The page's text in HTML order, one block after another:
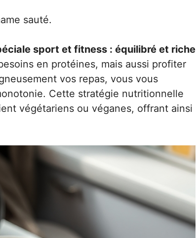
sauté.
sport et fitness : équilibré et riche
en protéines, mais aussi profiter
vos repas, vous vous
Cette stratégie nutritionnelle
végétariens ou véganes, offrant ainsi